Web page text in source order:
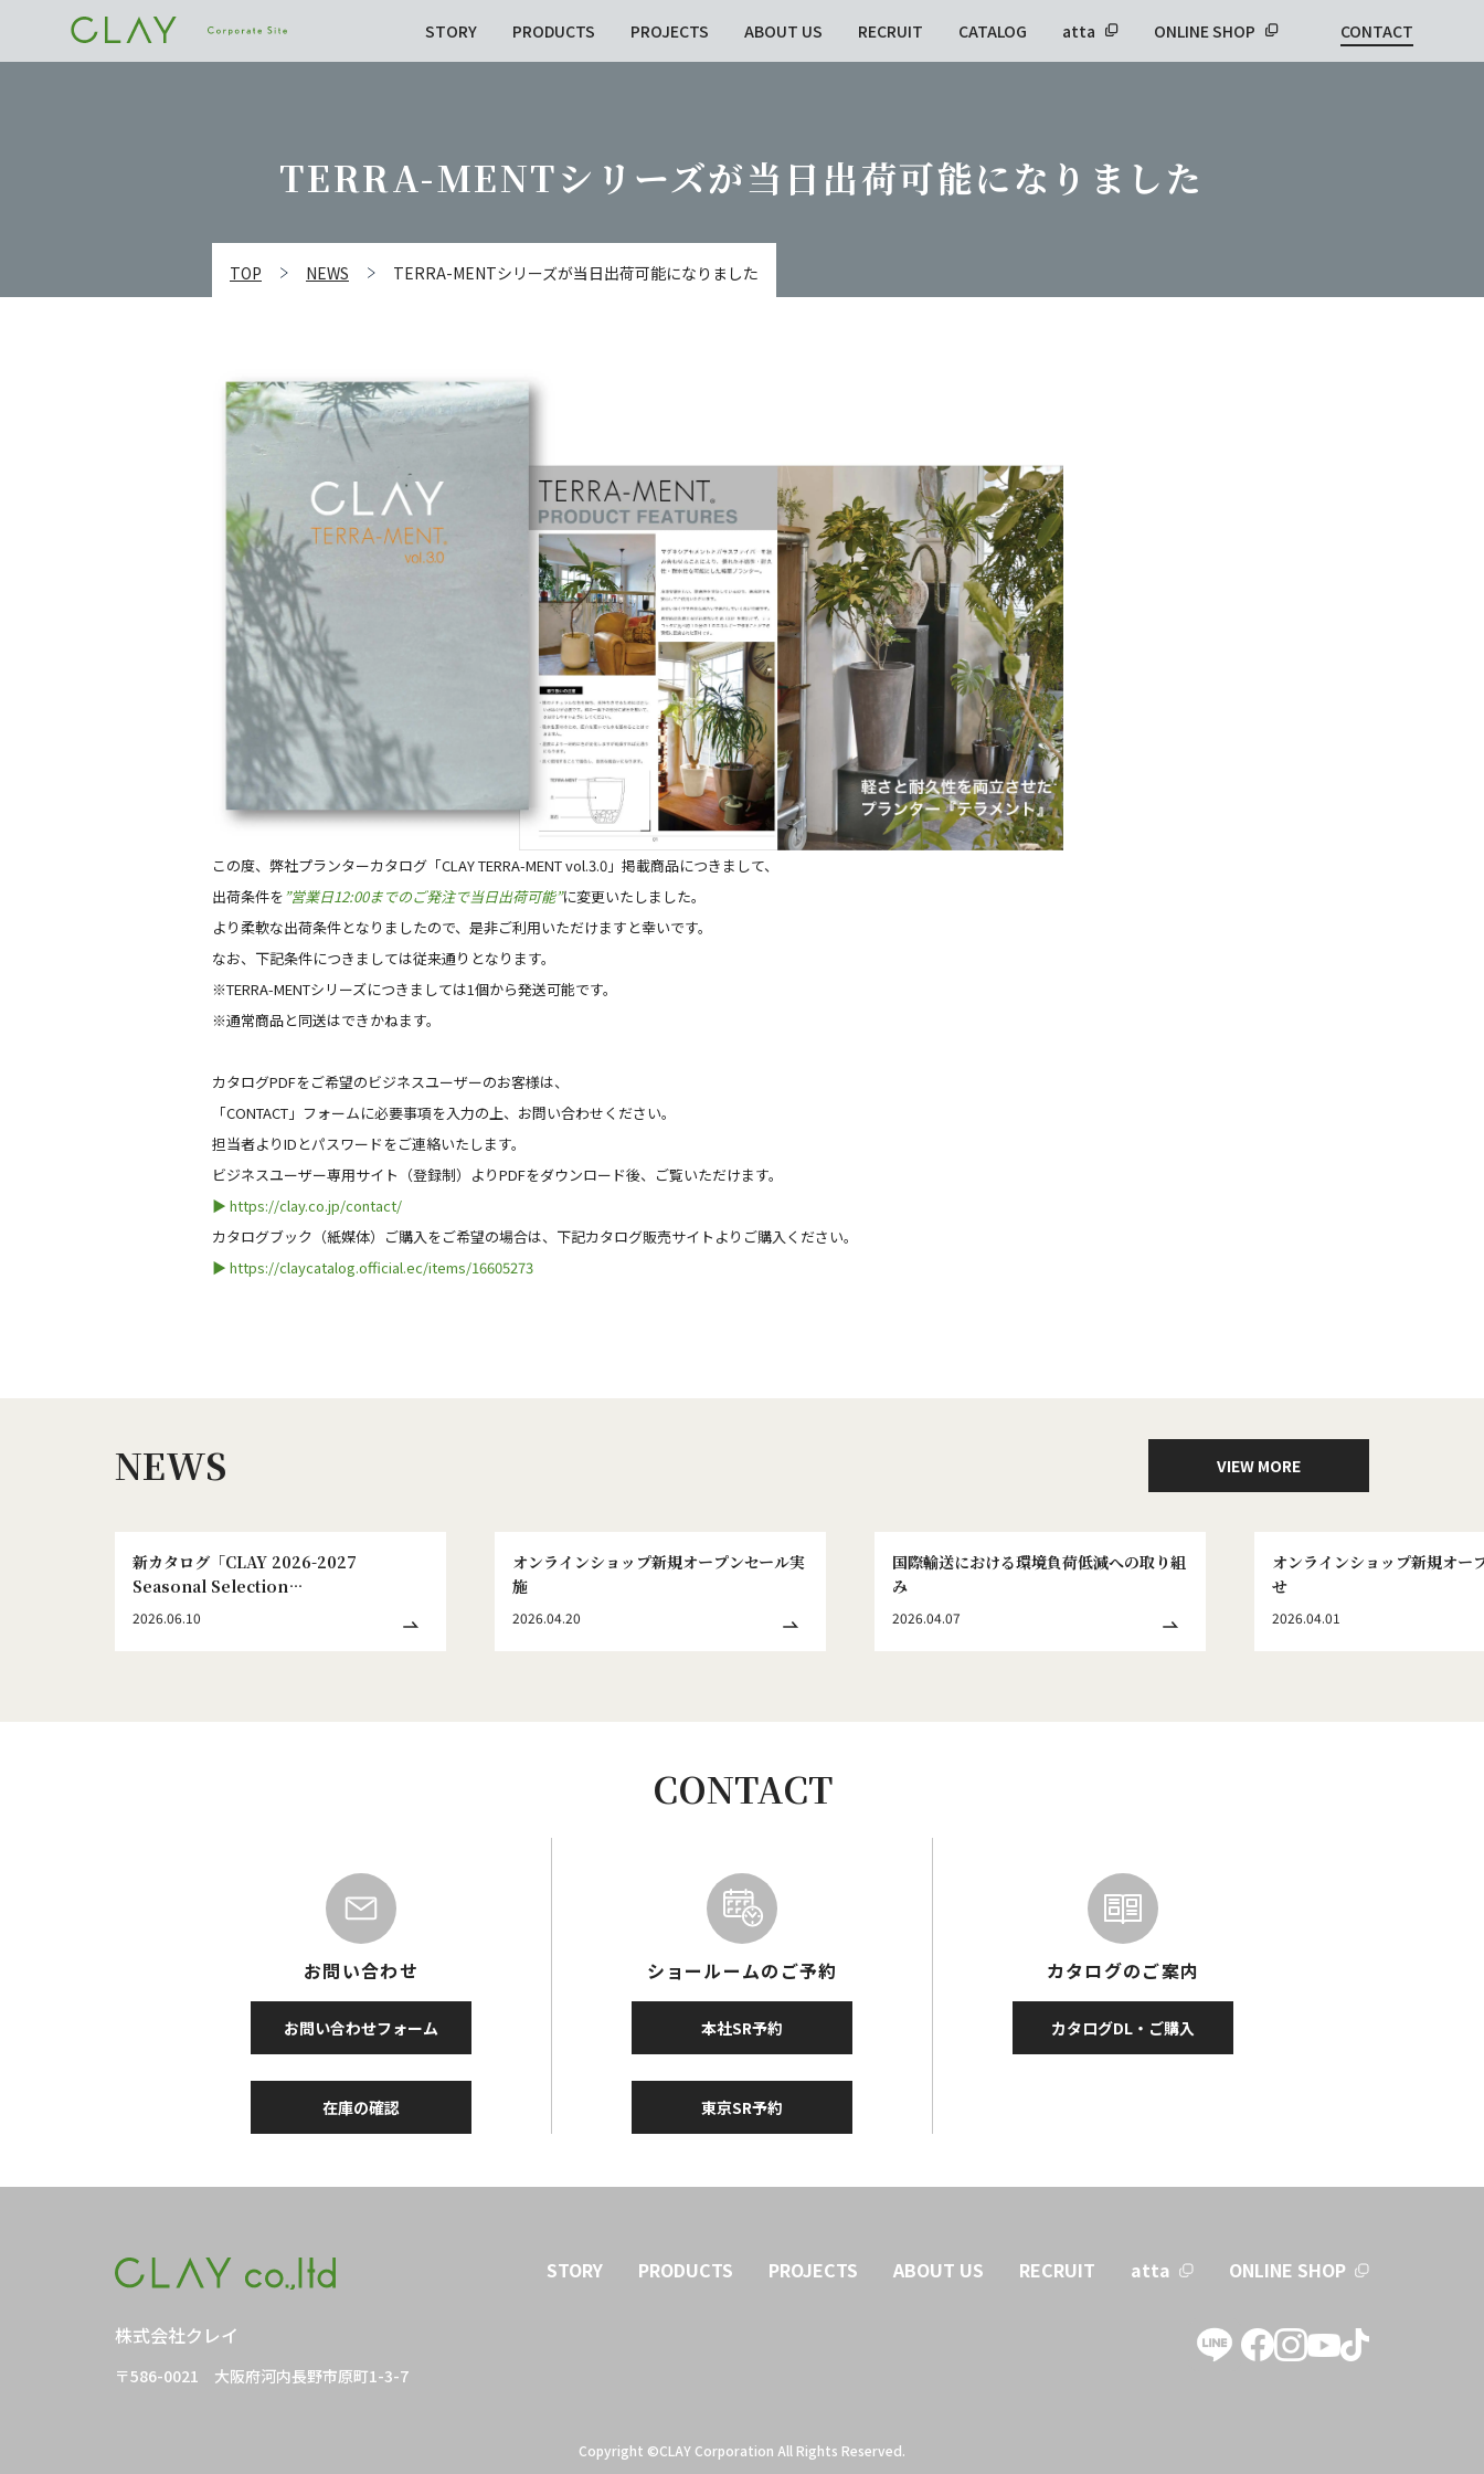
STORY PRODUCTS PROJECTS ABOUT US RECRUIT CATALOG atta ONLINE SHOP CONTACT
TERRA-MENTシリーズが当日出荷可能になりました
TOP NEWS TERRA-MENTシリーズが当日出荷可能になりました
この度、弊社プランターカタログ「CLAY TERRA-MENT vol.3.0」掲載商品につきまして、
出荷条件を”営業日12:00までのご発注で当日出荷可能”に変更いたしました。
より柔軟な出荷条件となりましたので、是非ご利用いただけますと幸いです。
なお、下記条件につきましては従来通りとなります。
※TERRA-MENTシリーズにつきましては1個から発送可能です。
※通常商品と同送はできかねます。
カタログPDFをご希望のビジネスユーザーのお客様は、
「CONTACT」フォームに必要事項を入力の上、お問い合わせください。
担当者よりIDとパスワードをご連絡いたします。
ビジネスユーザー専用サイト（登録制）よりPDFをダウンロード後、ご覧いただけます。
▶ https://clay.co.jp/contact/
カタログブック（紙媒体）ご購入をご希望の場合は、下記カタログ販売サイトよりご購入ください。
▶ https://claycatalog.official.ec/items/16605273
NEWS VIEW MORE
新カタログ「CLAY 2026-2027
Seasonal Selection
WINTER&SPRING No.186」発刊のお
2026.06.10
オンラインショップ新規オープンセール実
施
2026.04.20
国際輸送における環境負荷低減への取り組
み
2026.04.07
オンラインショップ新規オー
せ
2026.04.01
CONTACT
お問い合わせ
お問い合わせフォーム
在庫の確認
ショールームのご予約
本社SR予約
東京SR予約
カタログのご案内
カタログDL・ご購入
株式会社クレイ
〒586-0021 大阪府河内長野市原町1-3-7
STORY PRODUCTS PROJECTS ABOUT US RECRUIT atta ONLINE SHOP
Copyright ©CLAY Corporation All Rights Reserved.